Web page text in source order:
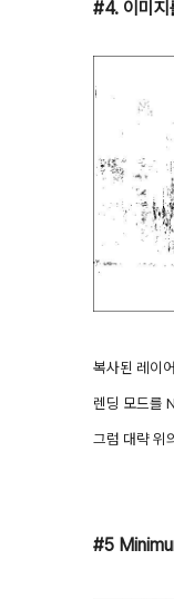
#4. 이미지
복사된 레이
렌딩 모드를
그럼 대략 위
#5